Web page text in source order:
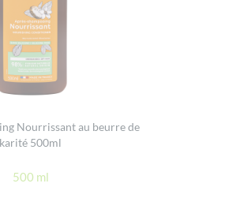
Nourrissant au beurre de
karité 500ml
500 ml